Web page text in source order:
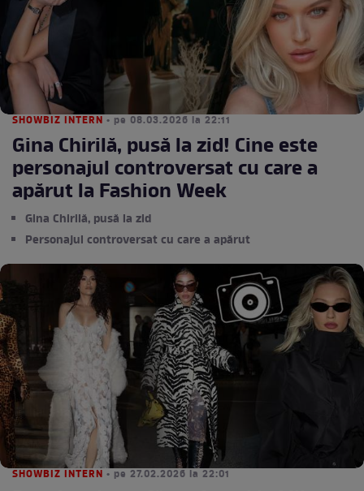
SHOWBIZ INTERN • pe 08.03.2026 la 22:11
Gina Chirilă, pusă la zid! Cine este
personajul controversat cu care a
apărut la Fashion Week
Gina Chirilă, pusă la zid
Personajul controversat cu care a apărut
SHOWBIZ INTERN • pe 27.02.2026 la 22:01